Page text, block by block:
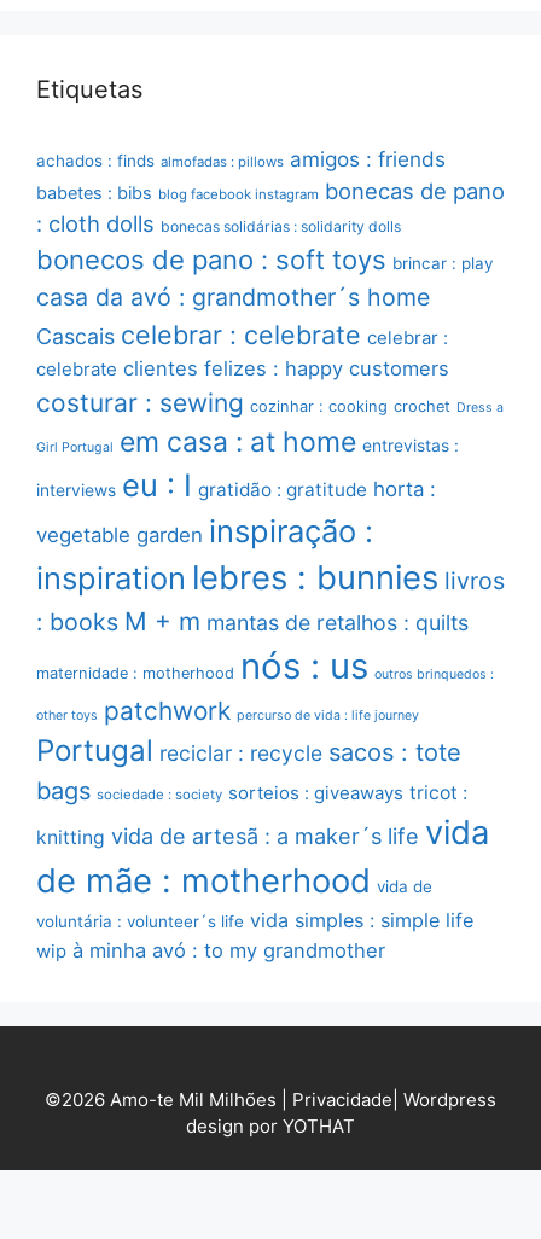
Etiquetas
achados : finds almofadas : pillows amigos : friends
babetes : bibs blog facebook instagram bonecas de pano
: cloth dolls bonecas solidárias : solidarity dolls
bonecos de pano : soft toys brincar : play
casa da avó : grandmother´s home
Cascais celebrar : celebrate celebrar :
celebrate clientes felizes : happy customers
costurar : sewing cozinhar : cooking crochet Dress a
Girl Portugal em casa : at home entrevistas :
interviews eu : I gratidão : gratitude horta :
vegetable garden inspiração :
inspiration lebres : bunnies livros
: books M + m mantas de retalhos : quilts
maternidade : motherhood nós : us outros brinquedos :
other toys patchwork percurso de vida : life journey
Portugal reciclar : recycle sacos : tote
bags sociedade : society sorteios : giveaways tricot :
knitting vida de artesã : a maker´s life vida
de mãe : motherhood vida de
voluntária : volunteer´s life vida simples : simple life
wip à minha avó : to my grandmother
©2026 Amo-te Mil Milhões | Privacidade Wordpress
design por YOTHAT